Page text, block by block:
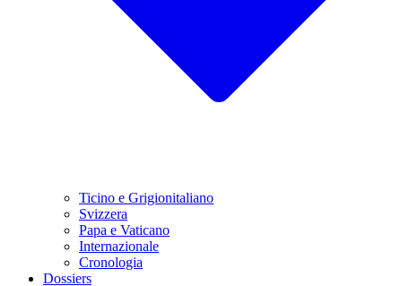
Ticino e Grigionitaliano
Svizzera
Papa e Vaticano
Internazionale
Cronologia
Dossiers